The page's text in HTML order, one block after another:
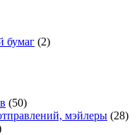
бумаг (2)
(50)
мэйлеры (28)